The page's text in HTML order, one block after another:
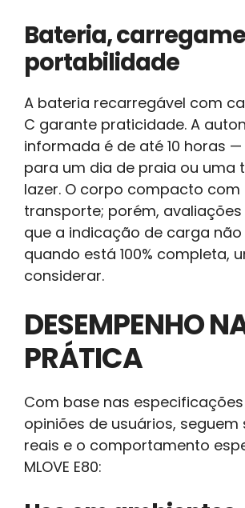
Bateria,
portabilidade
A bateria recarregável com
C garante praticidade. A
informada é de até 10 horas
para um dia de praia ou uma
lazer. O corpo compacto
transporte; porém,
que a indicação de carga
quando está 100% completa,
considerar.
DESEMPENHO
PRÁTICA
Com base nas
opiniões de usuários, seguem
reais e o comportamento
MLOVE E80: